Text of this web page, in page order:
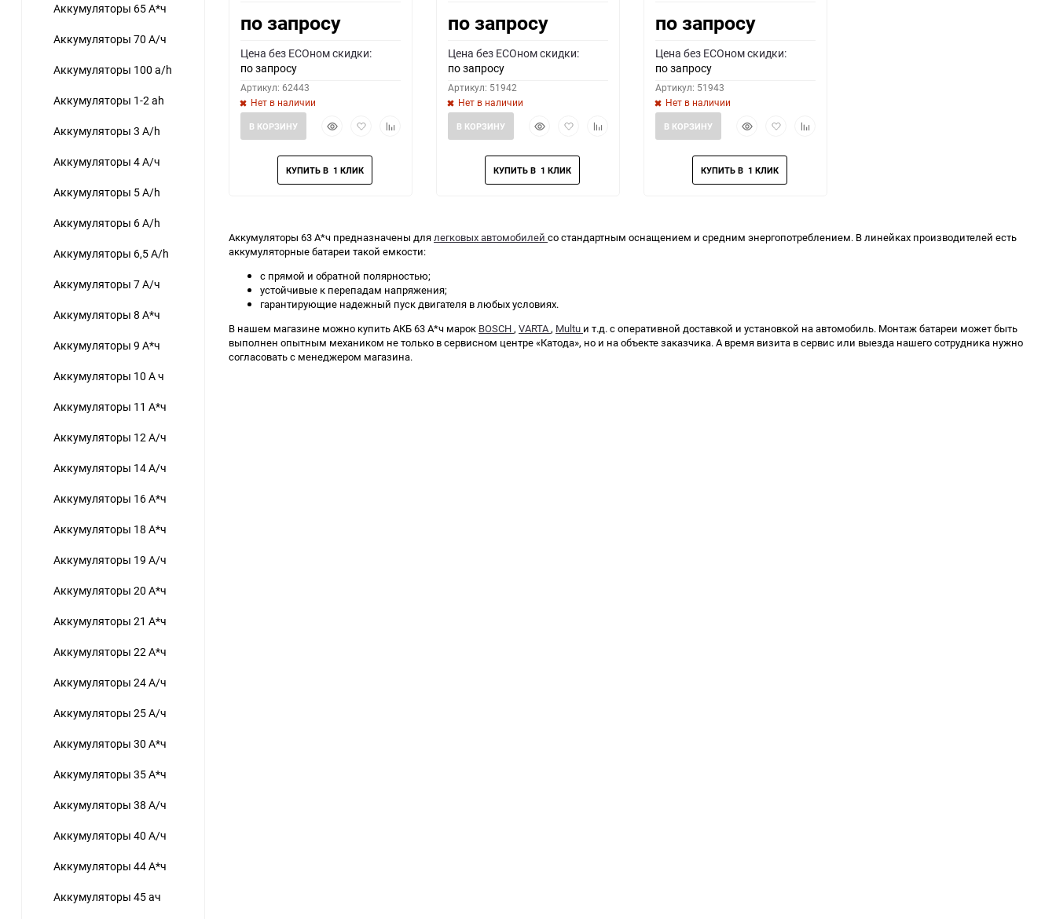
Аккумуляторы 65 А*ч
Аккумуляторы 70 А/ч
Аккумуляторы 100 a/h
Аккумуляторы 1-2 ah
Аккумуляторы 3 A/h
Аккумуляторы 4 А/ч
Аккумуляторы 5 A/h
Аккумуляторы 6 A/h
Аккумуляторы 6,5 A/h
Аккумуляторы 7 А/ч
Аккумуляторы 8 А*ч
Аккумуляторы 9 А*ч
Аккумуляторы 10 А ч
Аккумуляторы 11 А*ч
Аккумуляторы 12 А/ч
Аккумуляторы 14 А/ч
Аккумуляторы 16 А*ч
Аккумуляторы 18 А*ч
Аккумуляторы 19 А/ч
Аккумуляторы 20 А*ч
Аккумуляторы 21 А*ч
Аккумуляторы 22 А*ч
Аккумуляторы 24 А/ч
Аккумуляторы 25 А/ч
Аккумуляторы 30 А*ч
Аккумуляторы 35 А*ч
Аккумуляторы 38 А/ч
Аккумуляторы 40 А/ч
Аккумуляторы 44 А*ч
Аккумуляторы 45 ач
по запросу
Цена без ECOном скидки:
по запросу
Артикул: 62443
Нет в наличии
БыстрыйДобавить
избранное
Добавить
В КОРЗИНУ
по запросу
Цена без ECOном скидки:
по запросу
Артикул: 51942
Нет в наличии
БыстрыйДобавить
избранное
Добавить
В КОРЗИНУ
по запросу
Цена без ECOном скидки:
по запросу
Артикул: 51943
Нет в наличии
БыстрыйДобавить
избранное
Добавить
В КОРЗИНУ
Аккумуляторы 63 А*ч предназначены длялегковых автомобилей со стандартным оснащением и средним энергопотреблением. В линейках производителей есть
аккумуляторные батареи такой емкости:
с прямой и обратной полярностью;
устойчивые к перепадам напряжения;
гарантирующие надежный пуск двигателя в любых условиях.
В нашем магазине можно купить АКБ 63 А*ч марок BOSCH, VARTA, Multu и т.д. с оперативной доставкой и установкой на автомобиль. Монтаж батареи может быть
выполнен опытным механиком не только в сервисном центре «Катода», но и на объекте заказчика. А время визита в сервис или выезда нашего сотрудника нужно
согласовать с менеджером магазина.